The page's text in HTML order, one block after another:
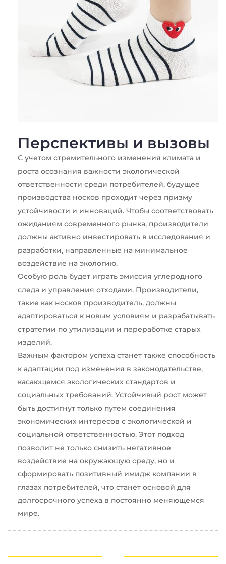
Перспективы и вызовы
С учетом стремительного изменения климата и
роста осознания важности экологической
ответственности среди потребителей, будущее
производства носков проходит через призму
устойчивости и инноваций. Чтобы соответствовать
ожиданиям современного рынка, производители
должны активно инвестировать в исследования и
разработки, направленные на минимальное
воздействие на экологию.
Особую роль будет играть эмиссия углеродного
следа и управления отходами. Производители,
такие как носков производитель, должны
адаптироваться к новым условиям и разрабатывать
стратегии по утилизации и переработке старых
изделий.
Важным фактором успеха станет также способность
к адаптации под изменения в законодательстве,
касающемся экологических стандартов и
социальных требований. Устойчивый рост может
быть достигнут только путем соединения
экономических интересов с экологической и
социальной ответственностью. Этот подход
позволит не только снизить негативное
воздействие на окружающую среду, но и
сформировать позитивный имидж компании в
глазах потребителей, что станет основой для
долгосрочного успеха в постоянно меняющемся
мире.